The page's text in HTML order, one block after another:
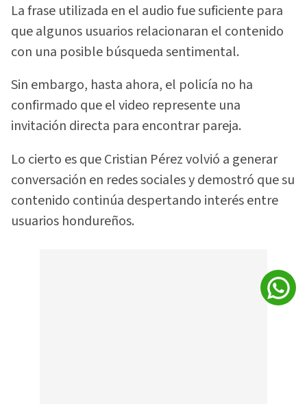
La frase utilizada en el audio fue suficiente para
que algunos usuarios relacionaran el contenido
con una posible búsqueda sentimental.
Sin embargo, hasta ahora, el policía no ha
confirmado que el video represente una
invitación directa para encontrar pareja.
Lo cierto es que Cristian Pérez volvió a generar
conversación en redes sociales y demostró que su
contenido continúa despertando interés entre
usuarios hondureños.